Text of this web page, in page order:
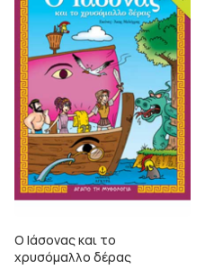
Ο Ιάσονας και το
χρυσόμαλλο δέρας